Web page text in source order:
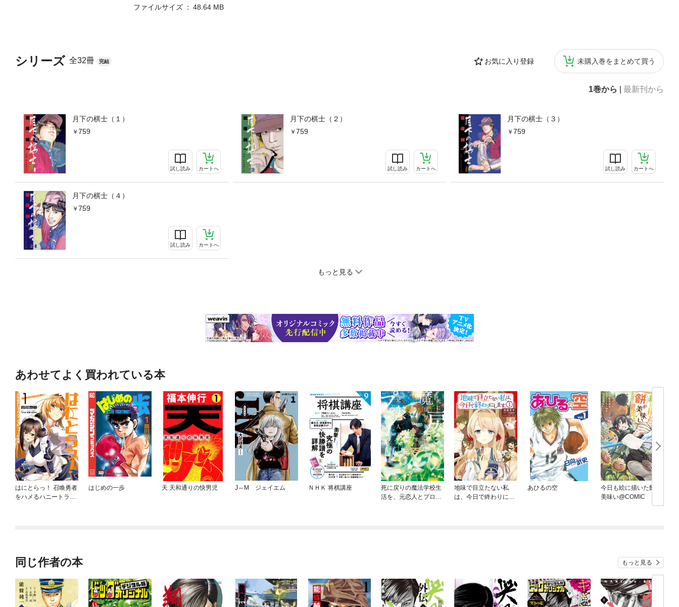
シリーズ 全32冊 完結 お気に入り登録 未購入巻をまとめて買う
1巻から 最新刊から
月下の棋士（１）
759
試し読み カートへ
月下の棋士（２）
759
試し読み カートへ
月下の棋士（３）
759
試し読み カートへ
月下の棋士（４）
759
試し読み カートへ
もっと見る
ファイルサイズ
48.64 MB
あわせてよく買われている本
はにとらっ！ 召喚勇者
をハメるハニートラッ
はじめの一歩 天 天和通りの快男児 J⇔M ジェイエム ＮＨＫ 将棋講座
死に戻りの魔法学校生
活を、元恋人とプロロ
地味で目立たない私
は、今日で終わりにし
あひるの空
今日も絵に描いた餅が
美味い@COMIC
同じ作者の本 もっと見る